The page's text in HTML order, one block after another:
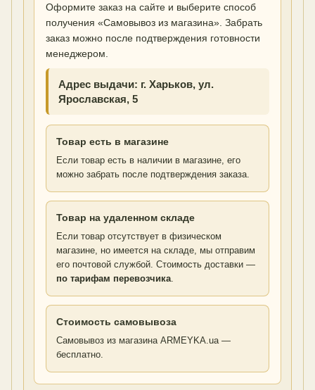
Оформите заказ на сайте и выберите способ
получения «Самовывоз из магазина». Забрать
заказ можно после подтверждения готовности
менеджером.
Адрес выдачи: г. Харьков, ул.
Ярославская, 5
Товар есть в магазине
Если товар есть в наличии в магазине, его
можно забрать после подтверждения заказа.
Товар на удаленном складе
Если товар отсутствует в физическом
магазине, но имеется на складе, мы отправим
его почтовой службой. Стоимость доставки —
по тарифам перевозчика
Стоимость самовывоза
Самовывоз из магазина ARMEYKA.ua —
бесплатно.